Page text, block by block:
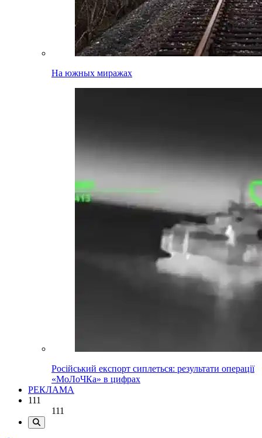
На южных миражах
Російський експорт сиплеться: результати операції
«МоЛоЧКа» в цифрах
РЕКЛАМА
111
111